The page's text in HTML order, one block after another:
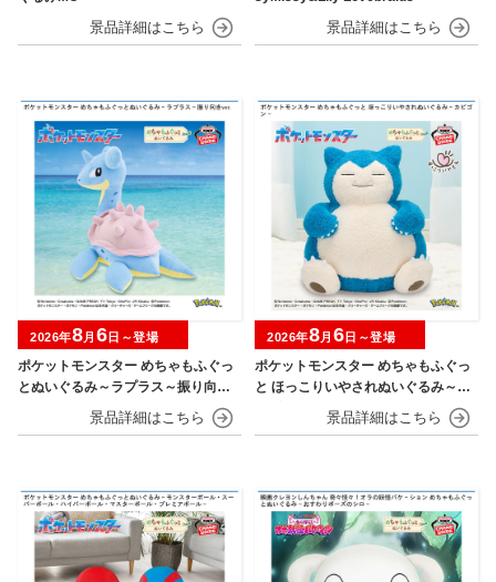
ポケットモンスター めちゃもふぐっ
とぬいぐるみ～ラプラス～振り向きv
2026年8月 6日～登場
ポケットモンスター めちゃもふぐっ
と ほっこりいやされぬいぐるみ～カ
2026年8月 6日～登場